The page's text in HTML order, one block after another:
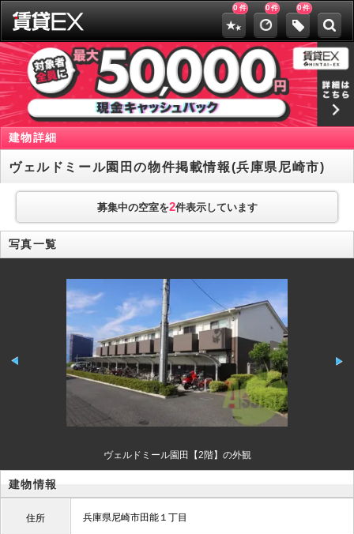
0 件 0件 0件
建物詳細
ヴェルドミール園田の物件掲載情報(兵庫県尼崎市)
募集中の空室を2件表示しています
写真一覧
ヴェルドミール園田【2階】の外観
建物情報
住所 兵庫県尼崎市田能１丁目